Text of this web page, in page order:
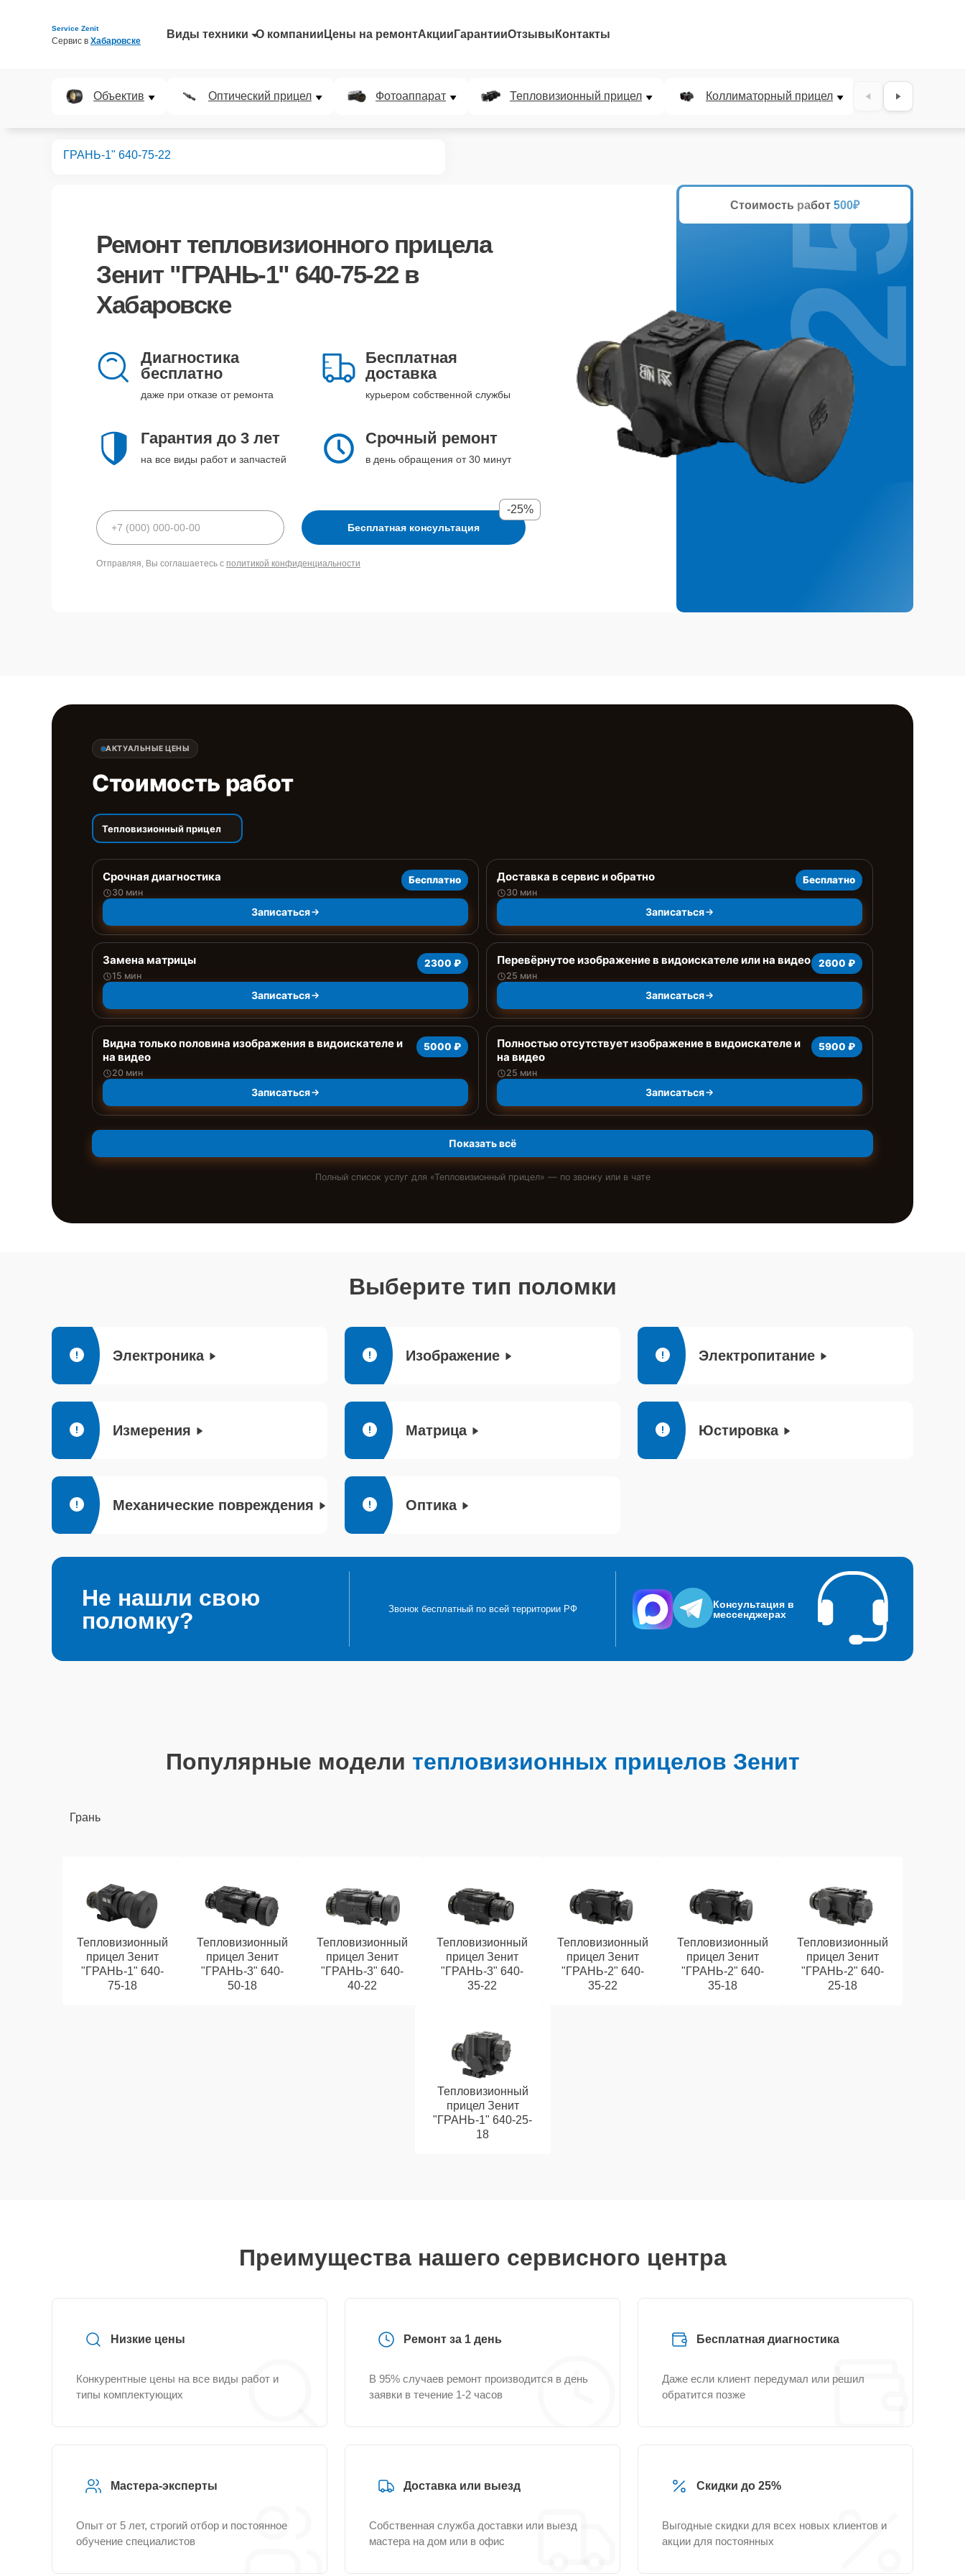
Service Zenit
Сервис в Хабаровске
Виды техники О компании Цены на ремонтАкции ГарантииОтзывы Контакты
Объектив Оптический прицел Фотоаппарат Тепловизионный прицел Коллиматорный прицел
"ГРАНЬ-1" 640-75-22
Ремонт тепловизионного прицела
Зенит "ГРАНЬ-1" 640-75-22в
Хабаровске
Диагностика
бесплатно
даже при отказе от ремонта
Бесплатная
доставка
курьером собственной службы
Гарантия до 3 лет
на все виды работ и запчастей
Срочный ремонт
в день обращения от 30 минут
Бесплатная консультация
-25%
Отправляя, Вы соглашаетесь с политикой конфиденциальности
Стоимость работ 500₽
25%
АКТУАЛЬНЫЕ ЦЕНЫ
Стоимость работ
Тепловизионный прицел
Срочная диагностика
30 мин
Бесплатно
Записаться
Доставка в сервис и обратно
30 мин
Бесплатно
Записаться
Замена матрицы
15 мин
2300 ₽
Записаться
Перевёрнутое изображение в видоискателе или на видео
25 мин
2600 ₽
Записаться
Видна только половина изображения в видоискателе и
на видео
20 мин
5000 ₽
Записаться
Полностью отсутствует изображение в видоискателе и
на видео
25 мин
5900 ₽
Записаться
Показать всё
Полный список услуг для «Тепловизионный прицел» — по звонку или в чате
Выберите тип поломки
Электроника Изображение Электропитание
Измерения Матрица Юстировка
Механические повреждения Оптика
Не нашли свою
поломку?
Звонок бесплатный по всей территории РФ
Консультация в
мессенджерах
Популярные модели тепловизионных прицелов Зенит
Грань
Тепловизионный
прицел Зенит
"ГРАНЬ-1" 640-
75-18
Тепловизионный
прицел Зенит
"ГРАНЬ-3" 640-
50-18
Тепловизионный
прицел Зенит
"ГРАНЬ-3" 640-
40-22
Тепловизионный
прицел Зенит
"ГРАНЬ-3" 640-
35-22
Тепловизионный
прицел Зенит
"ГРАНЬ-2" 640-
35-22
Тепловизионный
прицел Зенит
"ГРАНЬ-2" 640-
35-18
Тепловизионный
прицел Зенит
"ГРАНЬ-2" 640-
25-18
Тепловизионный
прицел Зенит
"ГРАНЬ-1" 640-25-
18
Преимущества нашего сервисного центра
Низкие цены
Конкурентные цены на все виды работ и
типы комплектующих
Ремонт за 1 день
В 95% случаев ремонт производится в день
заявки в течение 1-2 часов
Бесплатная диагностика
Даже если клиент передумал или решил
обратится позже
Мастера-эксперты
Опыт от 5 лет, строгий отбор и постоянное
обучение специалистов
Доставка или выезд
Собственная служба доставки или выезд
мастера на дом или в офис
Скидки до 25%
Выгодные скидки для всех новых клиентов и
акции для постоянных